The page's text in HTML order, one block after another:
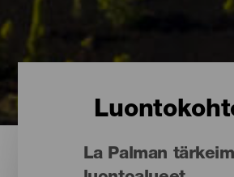
La Palman